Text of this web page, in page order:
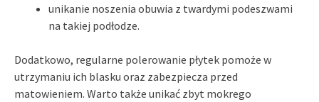
unikanie noszenia obuwia z twardymi podeszwami
na takiej podłodze.
Dodatkowo, regularne polerowanie płytek pomoże w
utrzymaniu ich blasku oraz zabezpiecza przed
matowieniem. Warto także unikać zbyt mokrego